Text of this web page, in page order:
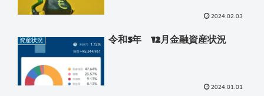
2024.02.03
資産状況 令和5年 12月金融資産状況
2024.01.01